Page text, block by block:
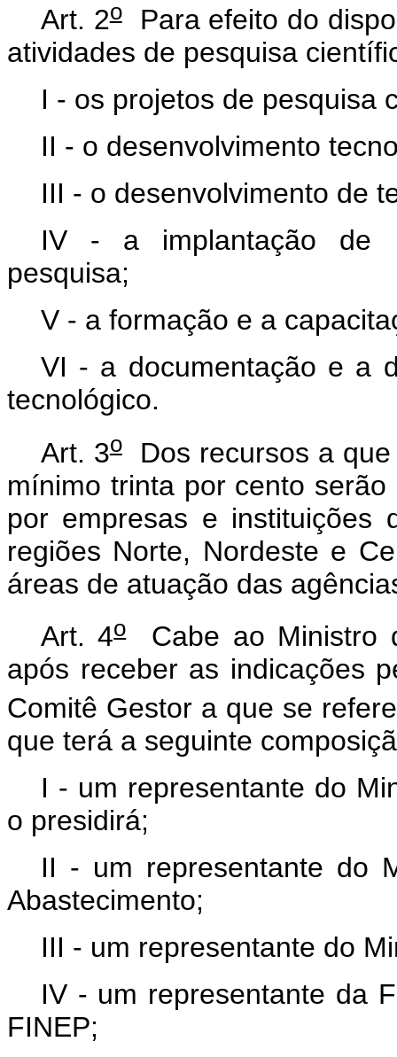
Art. 2oPara efeito do
atividades de pesquisa
I - os projetos de pesquisa
II - o desenvolvimento
III - o desenvolvimento de
IV - a implantação de
pesquisa;
V - a formação e a
VI - a documentação e a
tecnológico.
Art. 3oDos recursos a que
mínimo trinta por cento
por empresas e instituições
regiões Norte, Nordeste e
áreas de atuação das
Art. 4oCabe ao Ministro
após receber as indicações
Comitê Gestor a que se
que terá a seguinte
I - um representante do
o presidirá;
II - um representante do
Abastecimento;
III - um representante do
IV - um representante da
FINEP;